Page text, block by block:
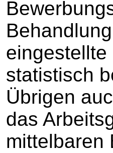
eingestellte
statistisch
Übrigen
das
mittelbaren